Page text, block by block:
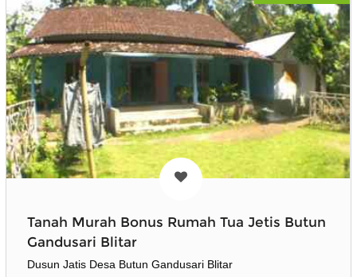
Tanah Murah Bonus Rumah Tua Jetis Butun
Gandusari Blitar
Dusun Jatis Desa Butun Gandusari Blitar